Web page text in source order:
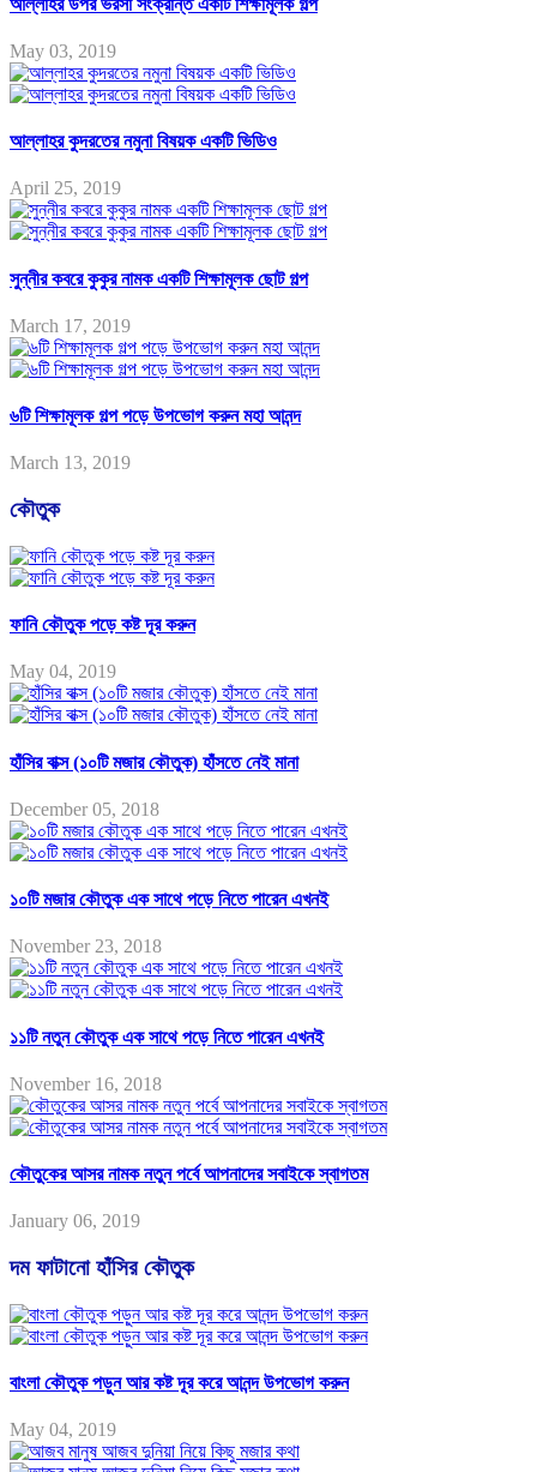
May 03, 2019
আল্লাহর কুদরতের নমুনা বিষয়ক একটি ভিডিও
April 25, 2019
সুন্নীর কবরে কুকুর নামক একটি শিক্ষামূলক ছোট গল্প
March 17, 2019
৬টি শিক্ষামূলক গল্প পড়ে উপভোগ করুন মহা আনন্দ
March 13, 2019
কৌতুক
ফানি কৌতুক পড়ে কষ্ট দূর করুন
May 04, 2019
হাঁসির বাক্স (১০টি মজার কৌতুক) হাঁসতে নেই মানা
December 05, 2018
১০টি মজার কৌতুক এক সাথে পড়ে নিতে পারেন এখনই
November 23, 2018
১১টি নতুন কৌতুক এক সাথে পড়ে নিতে পারেন এখনই
November 16, 2018
কৌতুকের আসর নামক নতুন পর্বে আপনাদের সবাইকে স্বাগতম
January 06, 2019
দম ফাটানো হাঁসির কৌতুক
বাংলা কৌতুক পড়ুন আর কষ্ট দূর করে আনন্দ উপভোগ করুন
May 04, 2019